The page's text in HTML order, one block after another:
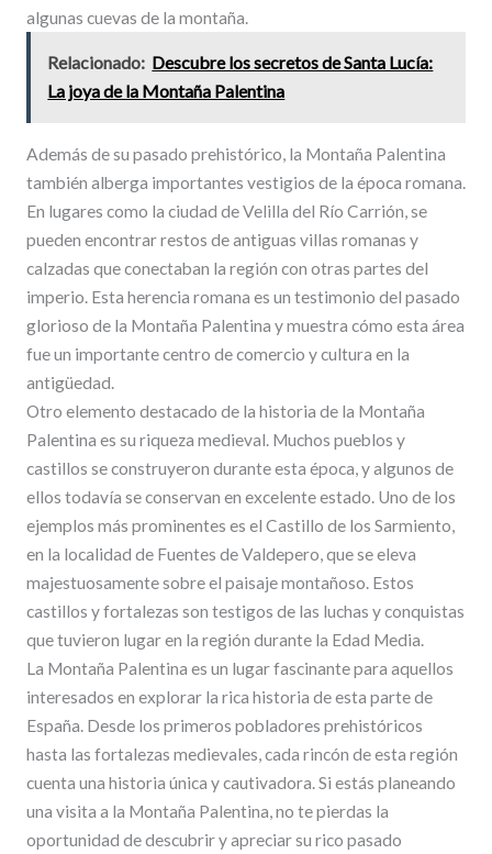
algunas cuevas de la montaña.
Relacionado: Descubre los secretos de Santa Lucía:
La joya de la Montaña Palentina
Además de su pasado prehistórico, la Montaña Palentina
también alberga importantes vestigios de la época romana.
En lugares como la ciudad de Velilla del Río Carrión, se
pueden encontrar restos de antiguas villas romanas y
calzadas que conectaban la región con otras partes del
imperio. Esta herencia romana es un testimonio del pasado
glorioso de la Montaña Palentina y muestra cómo esta área
fue un importante centro de comercio y cultura en la
antigüedad.
Otro elemento destacado de la historia de la Montaña
Palentina es su riqueza medieval. Muchos pueblos y
castillos se construyeron durante esta época, y algunos de
ellos todavía se conservan en excelente estado. Uno de los
ejemplos más prominentes es el Castillo de los Sarmiento,
en la localidad de Fuentes de Valdepero, que se eleva
majestuosamente sobre el paisaje montañoso. Estos
castillos y fortalezas son testigos de las luchas y conquistas
que tuvieron lugar en la región durante la Edad Media.
La Montaña Palentina es un lugar fascinante para aquellos
interesados en explorar la rica historia de esta parte de
España. Desde los primeros pobladores prehistóricos
hasta las fortalezas medievales, cada rincón de esta región
cuenta una historia única y cautivadora. Si estás planeando
una visita a la Montaña Palentina, no te pierdas la
oportunidad de descubrir y apreciar su rico pasado